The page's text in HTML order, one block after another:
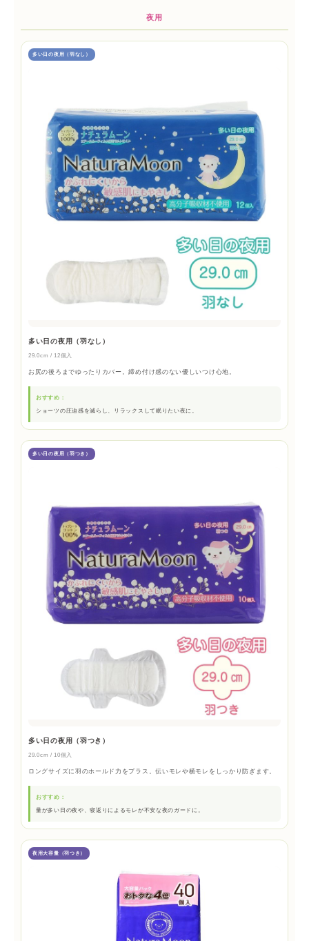
夜用
多い日の夜用（羽なし）
多い日の夜用（羽なし）
29.0cm / 12個入
お尻の後ろまでゆったりカバー。締め付け感のない優しいつけ心地。
おすすめ：
ショーツの圧迫感を減らし、リラックスして眠りたい夜に。
多い日の夜用（羽つき）
多い日の夜用（羽つき）
29.0cm / 10個入
ロングサイズに羽のホールド力をプラス。伝いモレや横モレをしっかり防ぎます。
おすすめ：
量が多い日の夜や、寝返りによるモレが不安な夜のガードに。
夜用大容量（羽つき）